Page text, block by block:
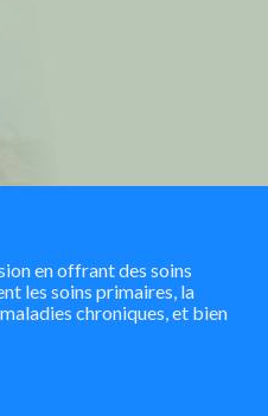
en offrant des soins
les soins primaires, la
chroniques, et bien